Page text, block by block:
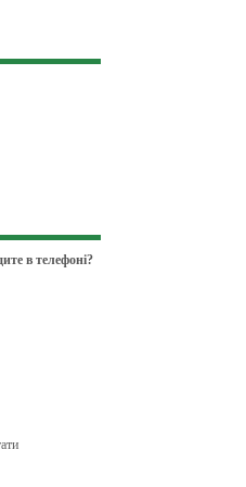
в телефоні?